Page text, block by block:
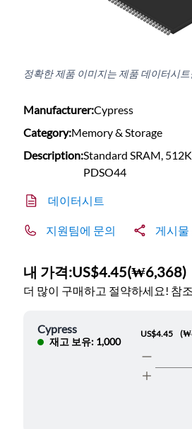
정확한 제품 이미지는 제품 데이터시
Manufacturer:Cypress
Category:Memory & Storage
Description:Standard SRAM,
PDSO44
데이터시트
지원팀에 문의 게시물
내 가격:US$4.45(₩6,368)
더 많이 구매하고 절약하세요! 참
Cypress
재고 보유: 1,000
US$4.45 (